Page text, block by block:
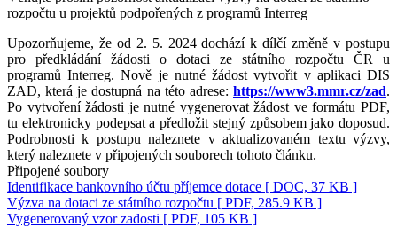
rozpočtu u projektů podpořených z programů Interreg
Upozorňujeme, že od 2. 5. 2024 dochází k dílčí změně v postupu
pro předkládání žádosti o dotaci ze státního rozpočtu ČR u
programů Interreg. Nově je nutné žádost vytvořit v aplikaci DIS
ZAD, která je dostupná na této adrese: https://www3.mmr.cz/zad.
Po vytvoření žádosti je nutné vygenerovat žádost ve formátu PDF,
tu elektronicky podepsat a předložit stejný způsobem jako doposud.
Podrobnosti k postupu naleznete v aktualizovaném textu výzvy,
který naleznete v připojených souborech tohoto článku.
Připojené soubory
Identifikace bankovního účtu příjemce dotace [ DOC, 37 KB ]
Výzva na dotaci ze státního rozpočtu [ PDF, 285.9 KB ]
Vygenerovaný vzor zadosti [ PDF, 105 KB ]